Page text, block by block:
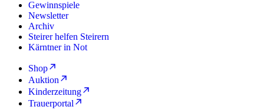
Gewinnspiele
Newsletter
Archiv
Steirer helfen Steirern
Kärntner in Not
Shop
Auktion
Kinderzeitung
Trauerportal